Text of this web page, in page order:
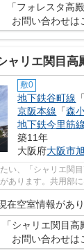
「フォレスタ高
お問い合わせは
ャリエ関目高
敷0
地下鉄谷町線 「
京阪本線 「森
地下鉄今里筋線
築11年
大阪府大阪市
い、「シャリエ関
あります。共用部
在空室情報があり
「シャリエ関目
お問い合わせは